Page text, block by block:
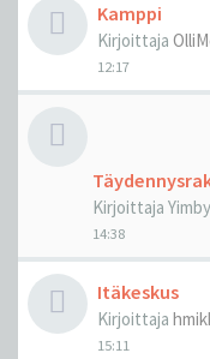
Kamppi
Kirjoittaja
12:17
Kirjoittaja Yimby
14:38
Itäkeskus
Kirjoittaja
15:11